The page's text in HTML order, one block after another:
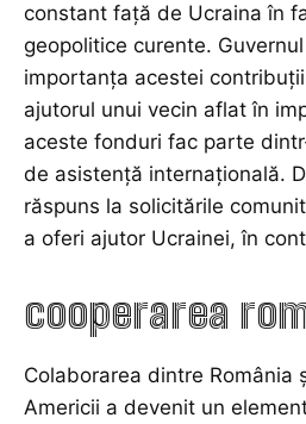
constant față de Ucraina în
geopolitice curente.
importanța acestei
ajutorul unui vecin aflat în
aceste fonduri fac parte
de asistență internațională.
răspuns la solicitările
a oferi ajutor Ucrainei, în
cooperarea
Colaborarea dintre România
Americii a devenit un